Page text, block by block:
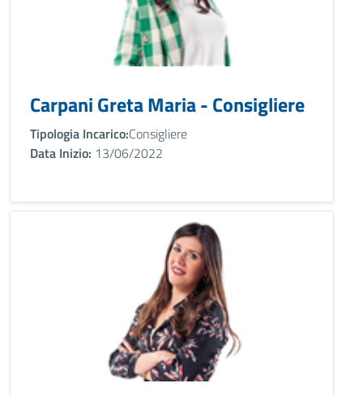
Carpani Greta Maria - Consigliere
Tipologia Incarico:Consigliere
Data Inizio: 13/06/2022